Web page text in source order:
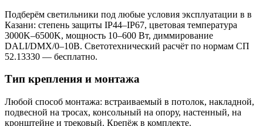
Подберём светильники под любые условия эксплуатации в в
Казани: степень защиты IP44–IP67, цветовая температура
3000K–6500K, мощность 10–600 Вт, диммирование
DALI/DMX/0–10В. Светотехнический расчёт по нормам СП
52.13330 — бесплатно.
Тип крепления и монтажа
Любой способ монтажа: встраиваемый в потолок, накладной,
подвесной на тросах, консольный на опору, настенный, на
кронштейне и трековый. Крепёж в комплекте.